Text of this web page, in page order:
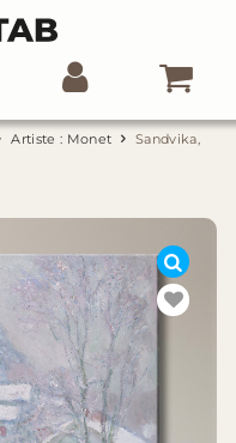
Artiste : Monet
Sandvika,